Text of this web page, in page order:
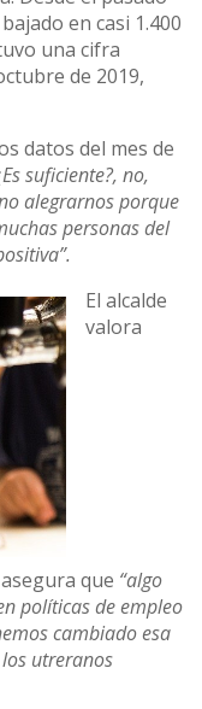
en casi 1.400
una cifra
de 2019,
datos del mes de
suficiente?, no,
alegrarnos porque
personas del
El alcalde
valora
que “algo
políticas de empleo
cambiado esa
utreranos